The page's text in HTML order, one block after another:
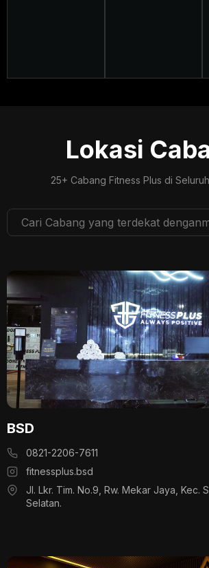
Lokasi
25+ Cabang Fitness Plus di
BSD
0821-2206-7611
fitnessplus.bsd
Jl. Lkr. Tim. No.9, Rw. Mekar Jaya, Kec.
Selatan.